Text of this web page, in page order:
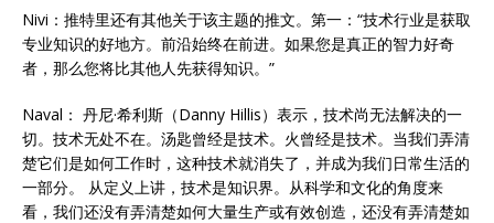
Nivi：推特里还有其他关于该主题的推文。第一：“技术行业是获取
专业知识的好地方。前沿始终在前进。如果您是真正的智力好奇
者，那么您将比其他人先获得知识。”
Naval： 丹尼·希利斯（Danny Hillis）表示，技术尚无法解决的一
切。技术无处不在。汤匙曾经是技术。火曾经是技术。当我们弄清
楚它们是如何工作时，这种技术就消失了，并成为我们日常生活的
一部分。 从定义上讲，技术是知识界。从科学和文化的角度来
看，我们还没有弄清楚如何大量生产或有效创造，还没有弄清楚如